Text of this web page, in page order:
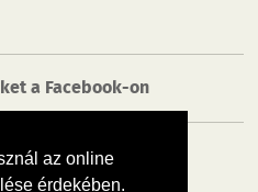
az online
érdekében.
a Facebook-on